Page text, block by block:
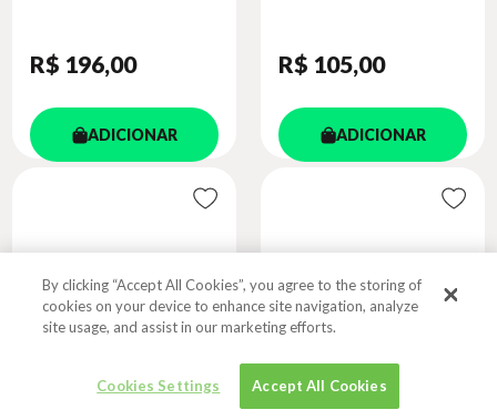
R$ 196,00
ADICIONAR
R$ 105,00
ADICIONAR
By clicking “Accept All Cookies”, you agree to the storing of
cookies on your device to enhance site navigation, analyze
site usage, and assist in our marketing efforts.
Cookies Settings Accept All Cookies